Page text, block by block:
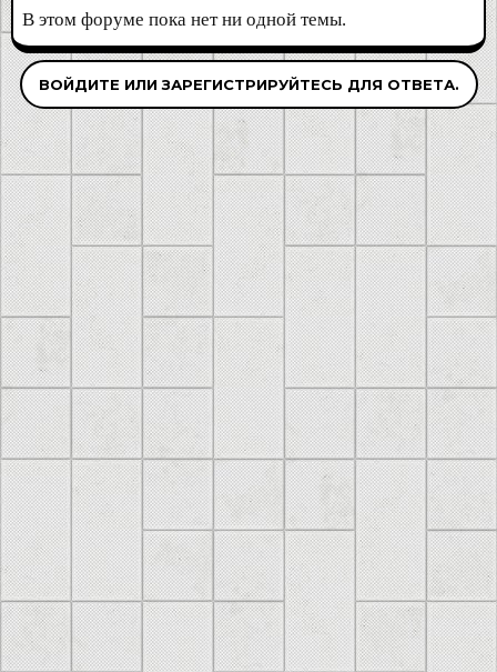
В этом форуме пока нет ни одной темы.
ВОЙДИТЕ ИЛИ ЗАРЕГИСТРИРУЙТЕСЬ ДЛЯ ОТВЕТА.